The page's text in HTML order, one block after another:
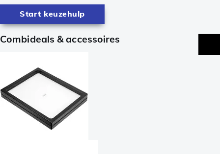
Start keuzehulp
Combideals & accessoires